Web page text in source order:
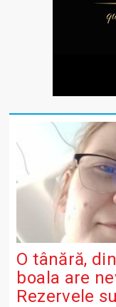
O tânără,
boala are
Rezervele